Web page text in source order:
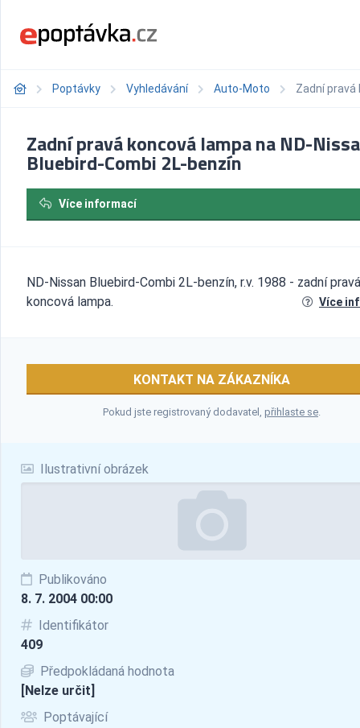
Poptávky Vyhledávání Auto-Moto Zadní pravá
Ilustrativní obrázek
Publikováno
8. 7. 2004 00:00
Identifikátor
409
Předpokládaná hodnota
[Nelze určit]
Poptávající
Zadní pravá koncová lampa na ND-
Bluebird-Combi 2L-benzín
Více informací
ND-Nissan Bluebird-Combi 2L-benzín, r.v. 1988 - zadní pravá
koncová lampa.
Více
KONTAKT NA ZÁKAZNÍKA
Pokud jste registrovaný dodavatel, přihlaste se.